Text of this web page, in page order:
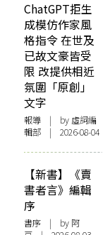
ChatGPT拒生
成模仿作家風
格指令 在世及
已故文豪皆受
限 改提供相近
氛圍「原創」
文字
報導 | by 虛詞編
輯部 | 2026-08-04
【新書】《賣
書者言》編輯
序
書序 | by 阿